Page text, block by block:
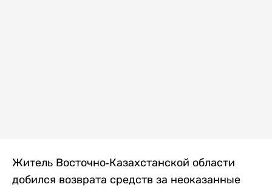
Житель Восточно-Казахстанской области
добился возврата средств за неоказанные